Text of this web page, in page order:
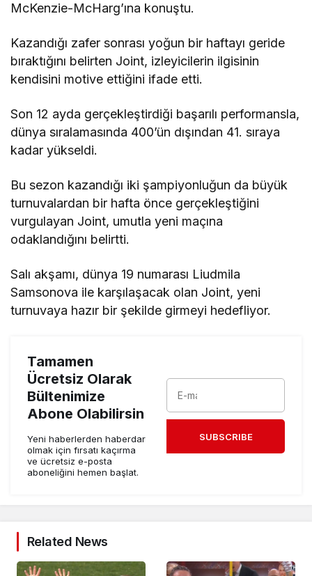
McKenzie-McHarg’ına konuştu.
Kazandığı zafer sonrası yoğun bir haftayı geride
bıraktığını belirten Joint, izleyicilerin ilgisinin
kendisini motive ettiğini ifade etti.
Son 12 ayda gerçekleştirdiği başarılı performansla,
dünya sıralamasında 400’ün dışından 41. sıraya
kadar yükseldi.
Bu sezon kazandığı iki şampiyonluğun da büyük
turnuvalardan bir hafta önce gerçekleştiğini
vurgulayan Joint, umutla yeni maçına
odaklandığını belirtti.
Salı akşamı, dünya 19 numarası Liudmila
Samsonova ile karşılaşacak olan Joint, yeni
turnuvaya hazır bir şekilde girmeyi hedefliyor.
Tamamen
Ücretsiz Olarak
Bültenimize
Abone Olabilirsin
Yeni haberlerden haberdar
olmak için fırsatı kaçırma
ve ücretsiz e-posta
aboneliğini hemen başlat.
SUBSCRIBE
Related News